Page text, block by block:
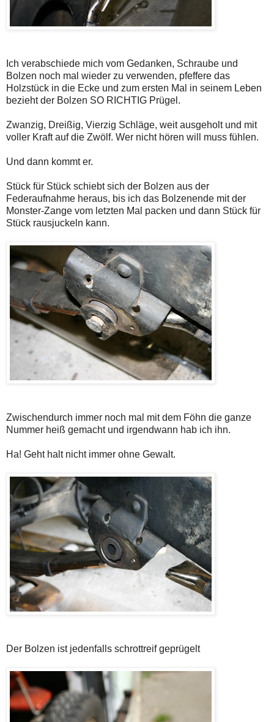
Ich verabschiede mich vom Gedanken, Schraube und
Bolzen noch mal wieder zu verwenden, pfeffere das
Holzstück in die Ecke und zum ersten Mal in seinem Leben
bezieht der Bolzen SO RICHTIG Prügel.
Zwanzig, Dreißig, Vierzig Schläge, weit ausgeholt und mit
voller Kraft auf die Zwölf. Wer nicht hören will muss fühlen.
Und dann kommt er.
Stück für Stück schiebt sich der Bolzen aus der
Federaufnahme heraus, bis ich das Bolzenende mit der
Monster-Zange vom letzten Mal packen und dann Stück für
Stück rausjuckeln kann.
Zwischendurch immer noch mal mit dem Föhn die ganze
Nummer heiß gemacht und irgendwann hab ich ihn.
Ha! Geht halt nicht immer ohne Gewalt.
Der Bolzen ist jedenfalls schrottreif geprügelt